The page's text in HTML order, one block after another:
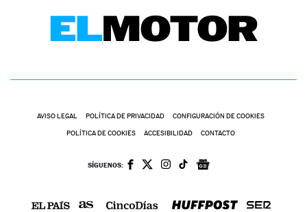
AVISO LEGAL POLÍTICA DE PRIVACIDAD CONFIGURACIÓN DE COOKIES
POLÍTICA DE COOKIES ACCESIBILIDAD CONTACTO
SÍGUENOS: